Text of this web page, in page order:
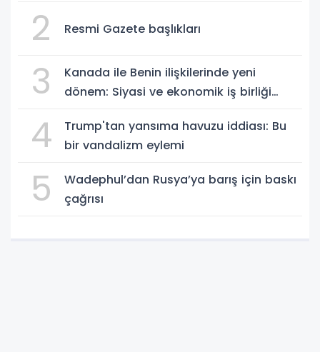
2 Resmi Gazete başlıkları
3
Kanada ile Benin ilişkilerinde yeni
dönem: Siyasi ve ekonomik iş birliği
4
Trump'tan yansıma havuzu iddiası: Bu
bir vandalizm eylemi
5
Wadephul’dan Rusya’ya barış için baskı
çağrısı